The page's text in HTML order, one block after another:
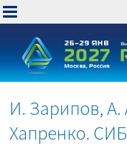
Перейти
к
основному
содержанию
Основная
навигация
И. Зарипов, А.
Хапренко.